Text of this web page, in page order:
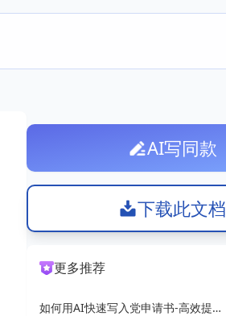
AI写同款
下载此文档
更多推荐
如何用AI快速写入党申请书-高效提升